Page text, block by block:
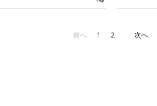
前へ 1 2 次へ